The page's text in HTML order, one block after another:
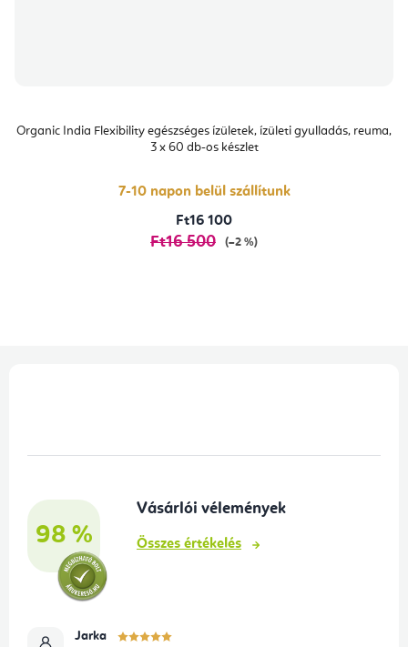
Organic India Flexibility egészséges ízületek, ízületi gyulladás, reuma,
3 x 60 db-os készlet
7-10 napon belül szállítunk
Ft16 100
Ft16 500 (–2 %)
98 %
Vásárlói vélemények
Összes értékelés
Jarka